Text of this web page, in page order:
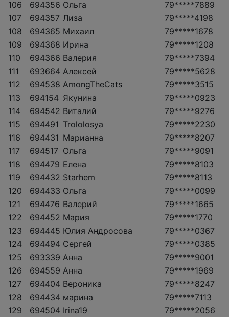
106 694356 Ольга
79*****7889
107
694357 Лиза
79*****4198
108
694365 Михаил
79*****1678
109
694368 Ирина
79*****1208
110
694366 Валерия
79*****7394
111
693664 Алексей
79*****5628
112
694538 AmongTheCats
79*****3515
113
694154 Якунина
79*****0923
114
694542 Виталий
79*****9276
115
694491 Trololosya
79*****2230
116
694431 Марианна
79*****8207
117
694517 Ольга
79*****9091
118
694479 Елена
79*****8103
119
694432 Starhem
79*****8113
120
694433 Ольга
79*****0099
121
694476 Валерий
79*****1665
122
694452 Мария
79*****1770
123
694445 Юлия Андросова
79*****0367
124
694494 Сергей
79*****0385
125
693339 Анна
79*****9001
126
694559 Анна
79*****1969
127
694404 Вероника
79*****8247
128
694434 марина
79*****7113
129
694504 Irina19
79*****2056